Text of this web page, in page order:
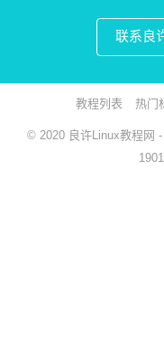
联系良
教程列表 热门
© 2020 良许Linux教程网